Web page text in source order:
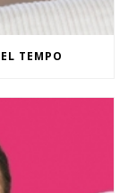
TEMPO